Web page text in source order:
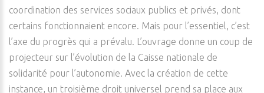
coordination des services sociaux publics et privés, dont
certains fonctionnaient encore. Mais pour l’essentiel, c’est
l’axe du progrès qui a prévalu. L’ouvrage donne un coup de
projecteur sur l’évolution de la Caisse nationale de
solidarité pour l’autonomie. Avec la création de cette
instance, un troisième droit universel prend sa place aux